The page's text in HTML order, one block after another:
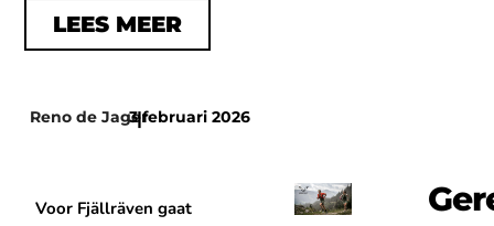
LEES MEER
Reno de Jager
|
3 februari 2026
Voor Fjällräven gaat